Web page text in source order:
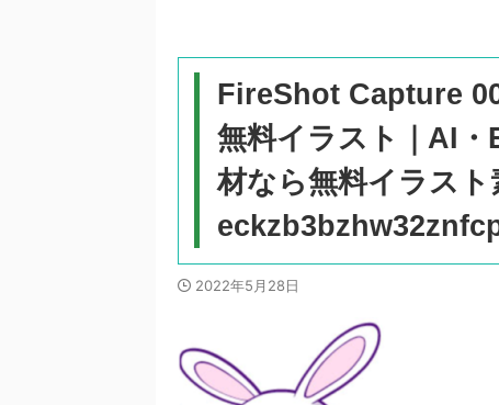
FireShot Capture
無料イラスト｜AI
材なら無料イラス
2022年5月28日